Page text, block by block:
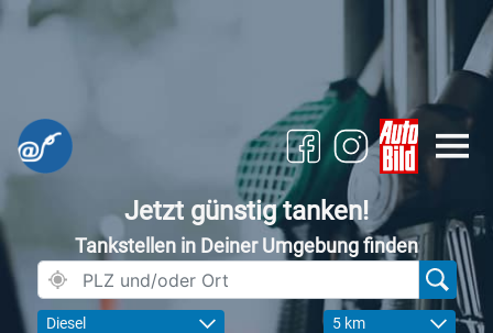
Jetzt günstig tanken!
Tankstellen in Deiner Umgebung finden
Diesel 5 km